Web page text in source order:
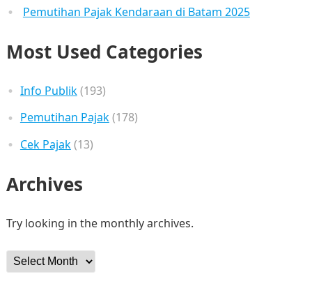
Pemutihan Pajak Kendaraan di Batam 2025
Most Used Categories
Info Publik(193)
Pemutihan Pajak(178)
Cek Pajak(13)
Archives
Try looking in the monthly archives.
Archives